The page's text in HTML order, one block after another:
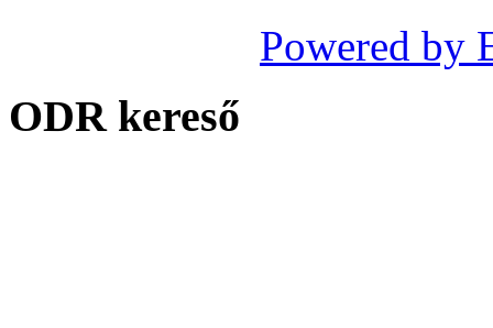
Powered by
ODR kereső